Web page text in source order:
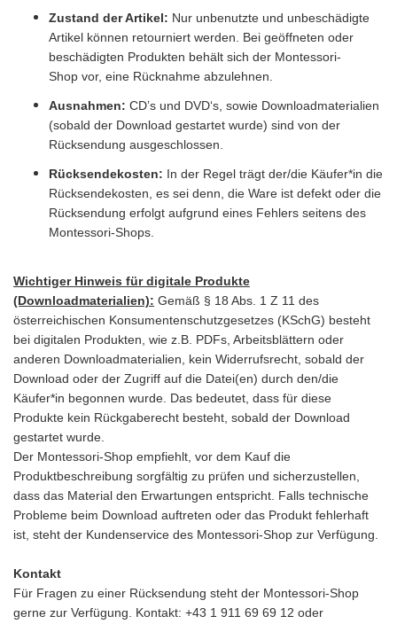
Zustand der Artikel: Nur unbenutzte und unbeschädigte
Artikel können retourniert werden. Bei geöffneten oder
beschädigten Produkten behält sich der Montessori-
Shop vor, eine Rücknahme abzulehnen.
Ausnahmen: CD’s und DVD‘s, sowie Downloadmaterialien
(sobald der Download gestartet wurde) sind von der
Rücksendung ausgeschlossen.
Rücksendekosten: In der Regel trägt der/die Käufer*in die
Rücksendekosten, es sei denn, die Ware ist defekt oder die
Rücksendung erfolgt aufgrund eines Fehlers seitens des
Montessori-Shops.
Wichtiger Hinweis für digitale Produkte
(Downloadmaterialien): Gemäß § 18 Abs. 1 Z 11 des
österreichischen Konsumentenschutzgesetzes (KSchG) besteht
bei digitalen Produkten, wie z.B. PDFs, Arbeitsblättern oder
anderen Downloadmaterialien, kein Widerrufsrecht, sobald der
Download oder der Zugriff auf die Datei(en) durch den/die
Käufer*in begonnen wurde. Das bedeutet, dass für diese
Produkte kein Rückgaberecht besteht, sobald der Download
gestartet wurde.
Der Montessori-Shop empfiehlt, vor dem Kauf die
Produktbeschreibung sorgfältig zu prüfen und sicherzustellen,
dass das Material den Erwartungen entspricht. Falls technische
Probleme beim Download auftreten oder das Produkt fehlerhaft
ist, steht der Kundenservice des Montessori-Shop zur Verfügung.
Kontakt
Für Fragen zu einer Rücksendung steht der Montessori-Shop
gerne zur Verfügung. Kontakt: +43 1 911 69 69 12 oder